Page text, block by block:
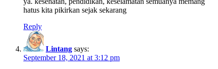
hatus kita pikirkan sejak sekarang
Reply
Lintang says:
September 18, 2021 at 3:12 pm